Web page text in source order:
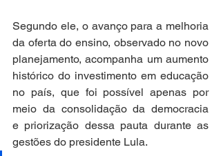
Segundo ele, o avanço para a melhoria
da oferta do ensino, observado no novo
planejamento, acompanha um aumento
histórico do investimento em educação
no país, que foi possível apenas por
meio da consolidação da democracia
e priorização dessa pauta durante as
gestões do presidente Lula.